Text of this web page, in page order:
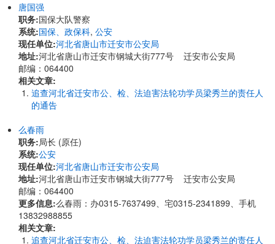
唐国强
职务:国保大队警察
系统:国保、政保科, 公安
现任单位:河北省唐山市迁安市公安局
地址:河北省唐山市迁安市钢城大街777号 迁安市公安局
邮编：064400
相关文章:
追查河北省迁安市公、检、法迫害法轮功学员梁秀兰的责任人
的通告
么春雨
职务:局长 (原任)
系统:公安
现任单位:河北省唐山市迁安市公安局
地址:河北省唐山市迁安市钢城大街777号 迁安市公安局
邮编：064400
更多信息:么春雨：办0315-7637499、宅0315-2341899、手机
13832988855
相关文章:
追查河北省迁安市公、检、法迫害法轮功学员梁秀兰的责任人